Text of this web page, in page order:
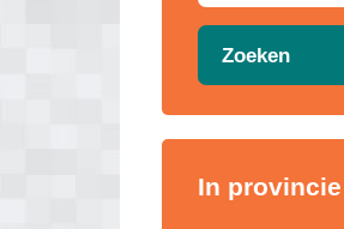
Zoeken
In provincie